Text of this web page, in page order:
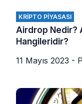
KRIPTO PIYASASI
Airdrop Nedir?
Hangileridir?
11 Mayıs 2023 -